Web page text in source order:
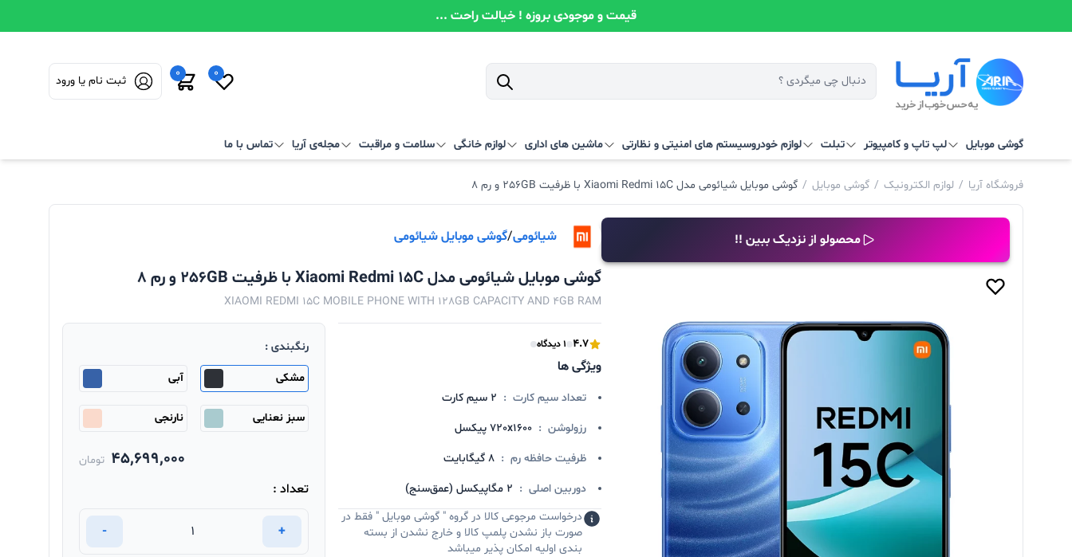
قیمت و موجودی بروزه ! خیالت راحت ...
0
0
ثبت نام یا ورود
گوشی موبایل لپ تاپ و کامپیوتر تبلت لوازم خودروسیستم‌ های امنیتی و نظارتی ماشین های اداری لوازم خانگی سلامت و مراقبت مجله‌ی آریا تماس با ما
فروشگاه آریا / لوازم الکترونیک / گوشی موبایل / گوشی موبایل شیائومی مدل Xiaomi Redmi 15C با ظرفیت 256GB و رم 8
محصولو از نزدیک ببین !! شیائومی/گوشی موبایل شیائومی
گوشی موبایل شیائومی مدل Xiaomi Redmi 15C با ظرفیت 256GB و رم 8
XIAOMI REDMI 15C MOBILE PHONE WITH 128GB CAPACITY AND 4GB RAM
4.7 1 دیدگاه
ویژگی ها
تعداد سیم کارت : 2 سیم کارت
رزولوشن : 720x1600 پیکسل
ظرفیت حافظه رم : 8 گیگابایت
دوربین اصلی : 2 مگاپیکسل (عمق‌سنج)
درخواست مرجوعی کالا در گروه " گوشی موبایل " فقط در
صورت باز نشدن پلمپ کالا و خارج نشدن از بسته
بندی اولیه امکان پذیر میباشد
رنگبندی :
مشکی آبی
سبز نعنایی نارنجی
45,699,000 تومان
تعداد :
+
-